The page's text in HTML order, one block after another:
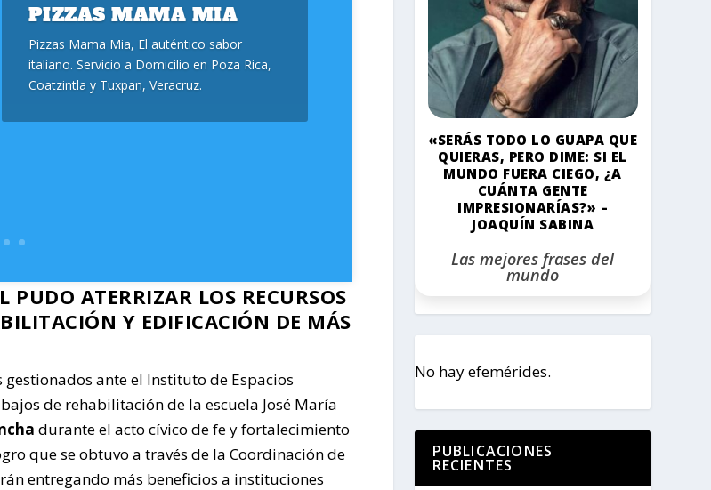
PIZZAS MAMA MIA
Pizzas Mama Mia, El auténtico sabor
italiano. Servicio a Domicilio en Poza Rica,
Coatzintla y Tuxpan, Veracruz.
ATERRIZAR LOS RECURSOS
Y EDIFICACIÓN DE MÁS
ante el Instituto de Espacios
de rehabilitación de la escuela José María
durante el acto cívico de fe y fortalecimiento
que se obtuvo a través de la Coordinación de
entregando más beneficios a instituciones
«SERÁS TODO LO GUAPA QUE
QUIERAS, PERO DIME: SI EL
MUNDO FUERA CIEGO, ¿A
CUÁNTA GENTE
IMPRESIONARÍAS?» –
JOAQUÍN SABINA
Las mejores frases del
mundo
No hay efemérides.
PUBLICACIONES
RECIENTES